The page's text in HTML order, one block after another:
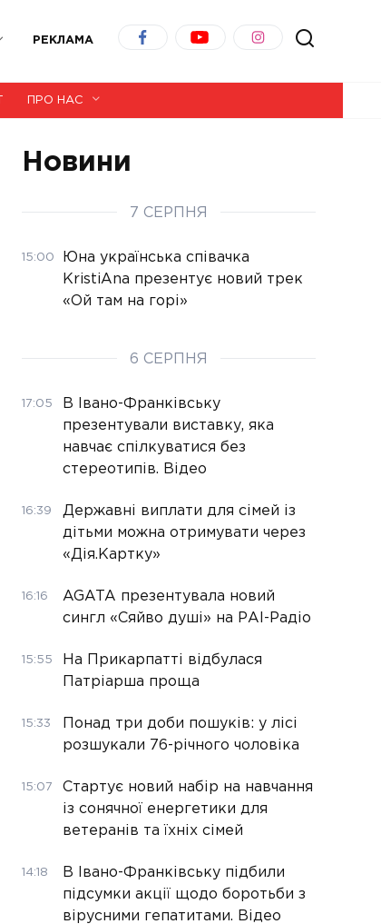
РЕКЛАМА
ПРО НАС
Новини
7 СЕРПНЯ
15:00
Юна українська співачка
KristiAna презентує новий трек
«Ой там на горі»
6 СЕРПНЯ
17:05
В Івано-Франківську
презентували виставку, яка
навчає спілкуватися без
стереотипів. Відео
16:39
Державні виплати для сімей із
дітьми можна отримувати через
«Дія.Картку»
16:16
AGATA презентувала новий
сингл «Сяйво душі» на РАІ-Радіо
15:55
На Прикарпатті відбулася
Патріарша проща
15:33
Понад три доби пошуків: у лісі
розшукали 76-річного чоловіка
15:07
Стартує новий набір на навчання
із сонячної енергетики для
ветеранів та їхніх сімей
14:18
В Івано-Франківську підбили
підсумки акції щодо боротьби з
вірусними гепатитами. Відео